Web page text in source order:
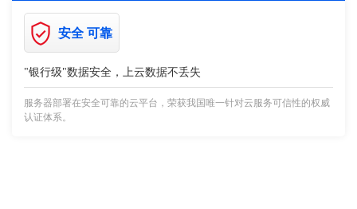
安全 可靠
"银行级"数据安全，上云数据不丢失
服务器部署在安全可靠的云平台，荣获我国唯一针对云服务可信性的权威
认证体系。